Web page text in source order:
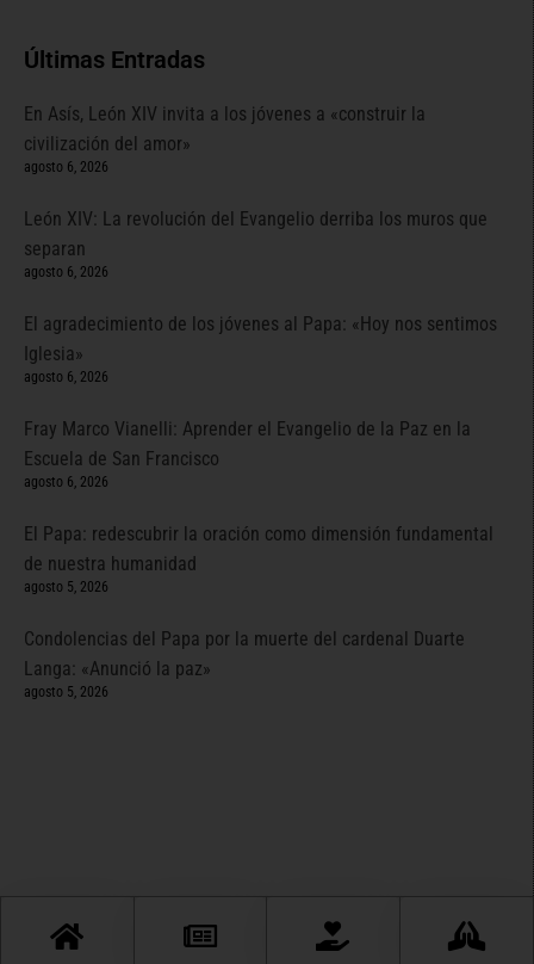
Últimas Entradas
En Asís, León XIV invita a los jóvenes a «construir la
civilización del amor»
agosto 6, 2026
León XIV: La revolución del Evangelio derriba los muros que
separan
agosto 6, 2026
El agradecimiento de los jóvenes al Papa: «Hoy nos sentimos
Iglesia»
agosto 6, 2026
Fray Marco Vianelli: Aprender el Evangelio de la Paz en la
Escuela de San Francisco
agosto 6, 2026
El Papa: redescubrir la oración como dimensión fundamental
de nuestra humanidad
agosto 5, 2026
Condolencias del Papa por la muerte del cardenal Duarte
Langa: «Anunció la paz»
agosto 5, 2026